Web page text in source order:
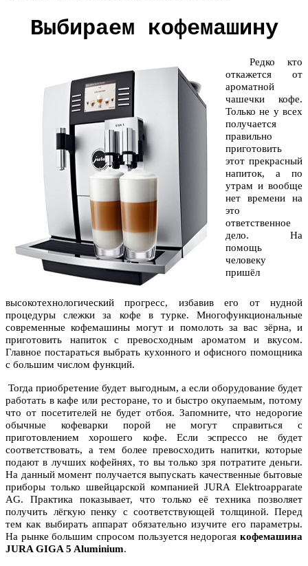
Выбираем кофемашину
Редко кто
откажется от
ароматной
чашечки кофе.
Только не у всех
получается
правильно
приготовить
этот прекрасный
напиток, а по
утрам и вообще
нет времени на
это
ответственное
дело. На
помощь
человеку
пришёл
высокотехнологический прогресс, избавив его от нудной
процедуры слежки за кофе в турке. Многофункциональные
современные кофемашины могут и помолоть за вас зёрна, и
приготовить напиток с превосходным ароматом и вкусом.
Главное постараться выбрать кухонного и офисного помощника
с большим числом функций.
Тогда приобретение будет выгодным, а если оборудование будет
работать в кафе или ресторане, то и быстро окупаемым, потому
что от посетителей не будет отбоя. Запомните, что недорогие
обычные кофеварки порой не могут справиться с
приготовлением хорошего кофе. Если эспрессо не будет
соответствовать, а тем более превосходить напитки, которые
подают в лучших кофейнях, то вы только зря потратите деньги.
На данный момент получается выпускать качественные бытовые
приборы только швейцарской компанией JURA Elektroapparate
AG. Практика показывает, что только её техника позволяет
получить лёгкую пенку с соответствующей толщиной. Перед
тем как выбирать аппарат обязательно изучите его параметры.
На рынке большим спросом пользуется недорогая кофемашина
JURAGIGA 5 Aluminium.